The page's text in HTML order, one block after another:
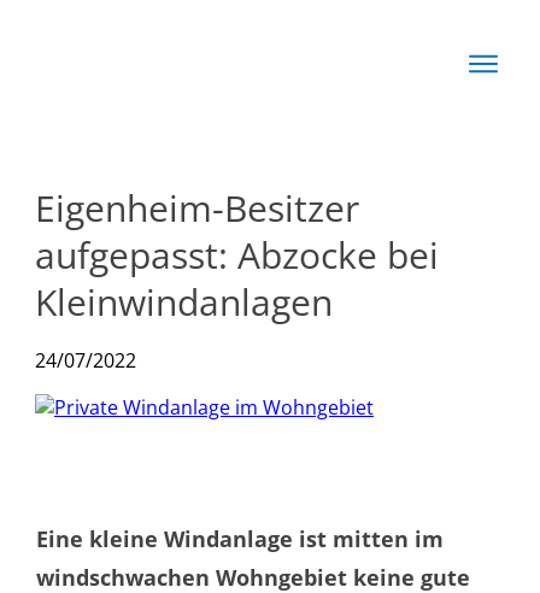
Eigenheim-Besitzer
aufgepasst: Abzocke bei
Kleinwindanlagen
24/07/2022
Eine kleine Windanlage ist mitten im
windschwachen Wohngebiet keine gute